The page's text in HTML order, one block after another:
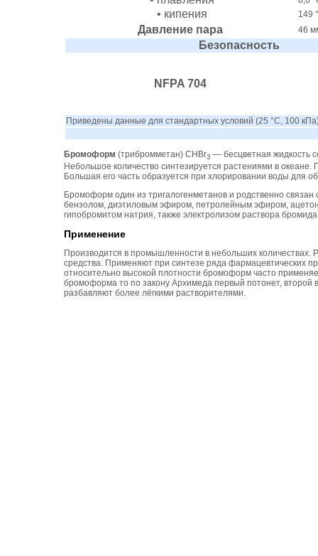
• кипения 149
Давление пара 46
Безопасность
NFPA 704
Приведены данные для стандартных условий (25 °C, 100
Бромоформ (трибромметан) CHBr3 — бесцветная жидкость
Небольшое количество синтезируется растениями в
Большая его часть образуется при хлорировании воды для
Бромоформ один из тригалогенметанов и родственно
бензолом, диэтиловым эфиром, петролейным эфиром,
гипобромитом натрия, также электролизом раствора
Применение
Производится в промышленности в небольших количествах.
средства. Применяют при синтезе ряда фармацевтических
относительно высокой плотности бромоформ часто
бромоформа то по закону Архимеда первый потонет, второй
разбавляют более лёгкими растворителями.